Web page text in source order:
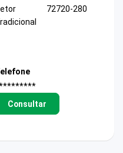
72720-280
Consultar